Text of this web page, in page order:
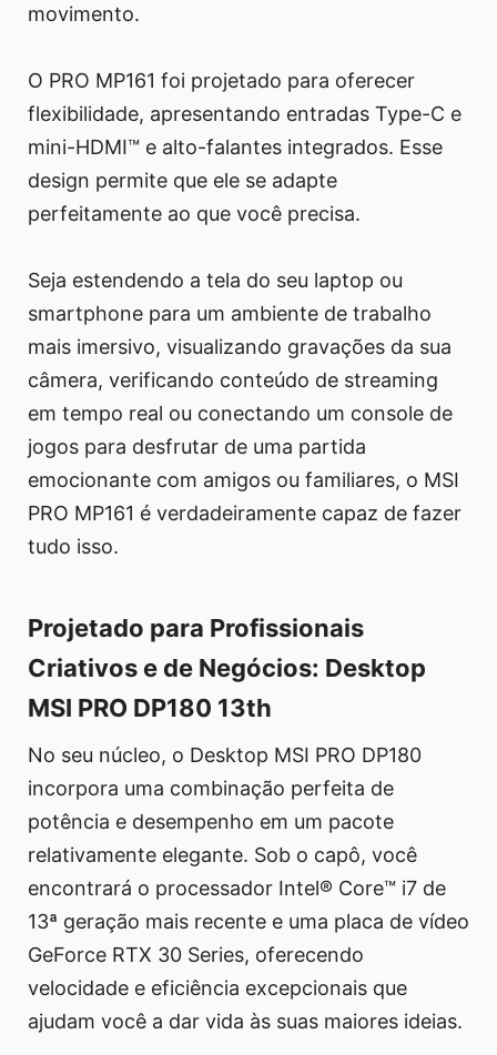
movimento.
O PRO MP161 foi projetado para oferecer
flexibilidade, apresentando entradas Type-C e
mini-HDMI™ e alto-falantes integrados. Esse
design permite que ele se adapte
perfeitamente ao que você precisa.
Seja estendendo a tela do seu laptop ou
smartphone para um ambiente de trabalho
mais imersivo, visualizando gravações da sua
câmera, verificando conteúdo de streaming
em tempo real ou conectando um console de
jogos para desfrutar de uma partida
emocionante com amigos ou familiares, o MSI
PRO MP161 é verdadeiramente capaz de fazer
tudo isso.
Projetado para Profissionais
Criativos e de Negócios: Desktop
MSI PRO DP180 13th
No seu núcleo, o Desktop MSI PRO DP180
incorpora uma combinação perfeita de
potência e desempenho em um pacote
relativamente elegante. Sob o capô, você
encontrará o processador Intel® Core™ i7 de
13ª geração mais recente e uma placa de vídeo
GeForce RTX 30 Series, oferecendo
velocidade e eficiência excepcionais que
ajudam você a dar vida às suas maiores ideias.